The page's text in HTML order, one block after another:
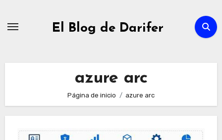
El Blog de Darifer
azure arc
Página de inicio azure arc